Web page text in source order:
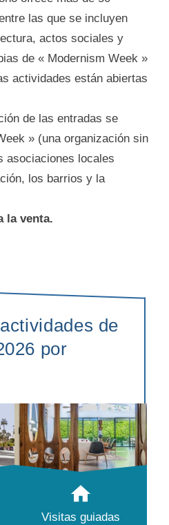
las que se incluyen
actos sociales y
de « Modernism Week »
actividades están abiertas
de las entradas se
» (una organización sin
asociaciones locales
los barrios y la
la venta.
de
por
Visitas guiadas